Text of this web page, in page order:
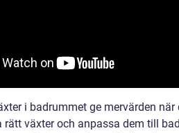
i badrummet ge mervärden
rätt växter och anpassa dem till